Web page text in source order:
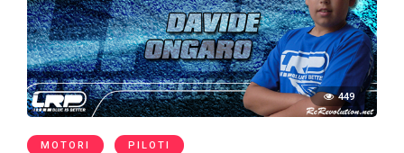
449
MOTORI PILOTI